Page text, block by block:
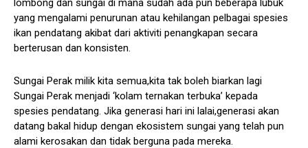
lombong dan sungai di mana sudah ada pun beberapa lubuk
yang mengalami penurunan atau kehilangan pelbagai spesies
ikan pendatang akibat dari aktiviti penangkapan secara
berterusan dan konsisten.
Sungai Perak milik kita semua,kita tak boleh biarkan lagi
Sungai Perak menjadi ‘kolam ternakan terbuka’ kepada
spesies pendatang. Jika generasi hari ini lalai,generasi akan
datang bakal hidup dengan ekosistem sungai yang telah pun
alami kerosakan dan tidak berguna pada mereka.